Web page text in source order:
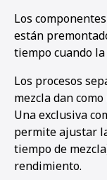
Los
están
tiempo cuando
Los procesos
mezcla dan
Una exclusiva
permite ajustar
tiempo de
rendimiento.